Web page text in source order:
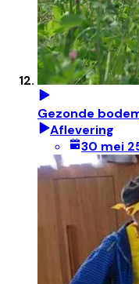
Gezonde
Aflevering
30 mei